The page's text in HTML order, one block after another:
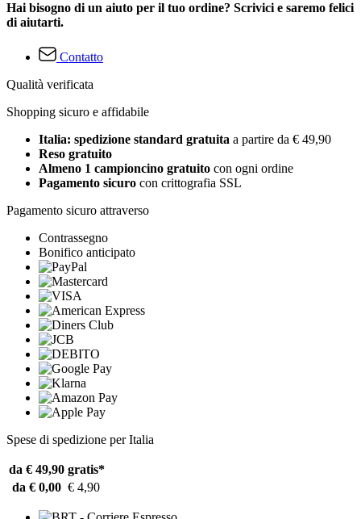
Hai bisogno di un aiuto per il tuo ordine? Scrivici e saremo felici
di aiutarti.
Contatto
Qualità verificata
Shopping sicuro e affidabile
Italia: spedizione standard gratuita a partire da € 49,90
Reso gratuito
Almeno 1 campioncino gratuito con ogni ordine
Pagamento sicuro con crittografia SSL
Pagamento sicuro attraverso
Contrassegno
Bonifico anticipato
Spese di spedizione per Italia
da € 49,90 gratis*
da € 0,00 € 4,90